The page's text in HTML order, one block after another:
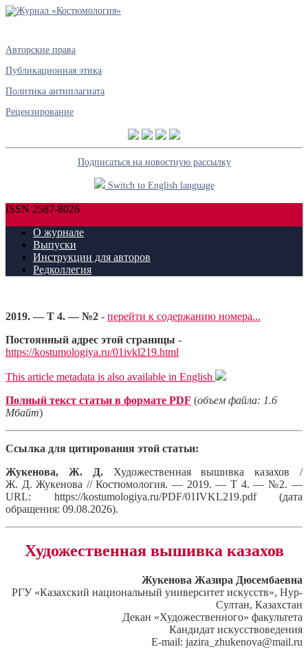
Авторские права
Публикационная этика
Политика антиплагиата
Рецензирование
Подписаться на новостную рассылку
Switch to English language
ISSN 2587-8026
О журнале
Выпуски
Инструкции для авторов
Редколлегия
2019. — Т 4. — №2 - перейти к содержанию номера...
Постоянный адрес этой страницы -
https://kostumologiya.ru/01ivkl219.html
This article metadata is also available in English
Полный текст статьи в формате PDF (объем файла: 1.6
Мбайт)
Ссылка для цитирования этой статьи:
Жукенова, Ж. Д.Художественная вышивка казахов /
Ж. Д. Жукенова // Костюмология. — 2019. — Т 4. — №2. —
URL: https://kostumologiya.ru/PDF/01IVKL219.pdf (дата
обращения: 09.08.2026).
Художественная вышивка казахов
Жукенова Жазира Дюсембаевна
РГУ «Казахский национальный университет искусств», Нур-
Султан, Казахстан
Декан «Художественного» факультета
Кандидат искусствоведения
E-mail: jazira_zhukenova@mail.ru